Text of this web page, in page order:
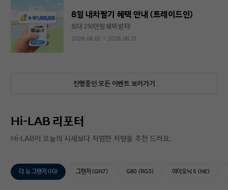
8월 내차팔기 혜택 안내 (트레이드인)
최대 250만원 혜택 받자!
2026.08.01 ~ 2026.08.31
진행중인 모든 이벤트 보러가기
Hi-LAB 리포터
Hi-LAB이 오늘의 시세보다 저렴한 차량을 추천 드려요.
더 뉴 그랜저 (IG) 그랜저 (GN7) G80 (RG3) 아이오닉 5 (NE)